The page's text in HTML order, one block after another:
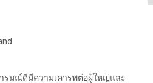
รมณ์ดีมีความเคารพต่อผู้ใหญ่และ